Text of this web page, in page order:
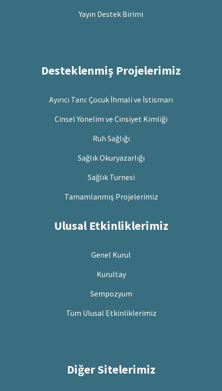
Yayın Destek Birimi
Desteklenmiş Projelerimiz
Ayırıcı Tanı: Çocuk İhmali ve İstismarı
Cinsel Yönelim ve Cinsiyet Kimliği
Ruh Sağlığı
Sağlık Okuryazarlığı
Sağlık Turnesi
Tamamlanmış Projelerimiz
Ulusal Etkinliklerimiz
Genel Kurul
Kurultay
Sempozyum
Tüm Ulusal Etkinliklerimiz
Diğer Sitelerimiz